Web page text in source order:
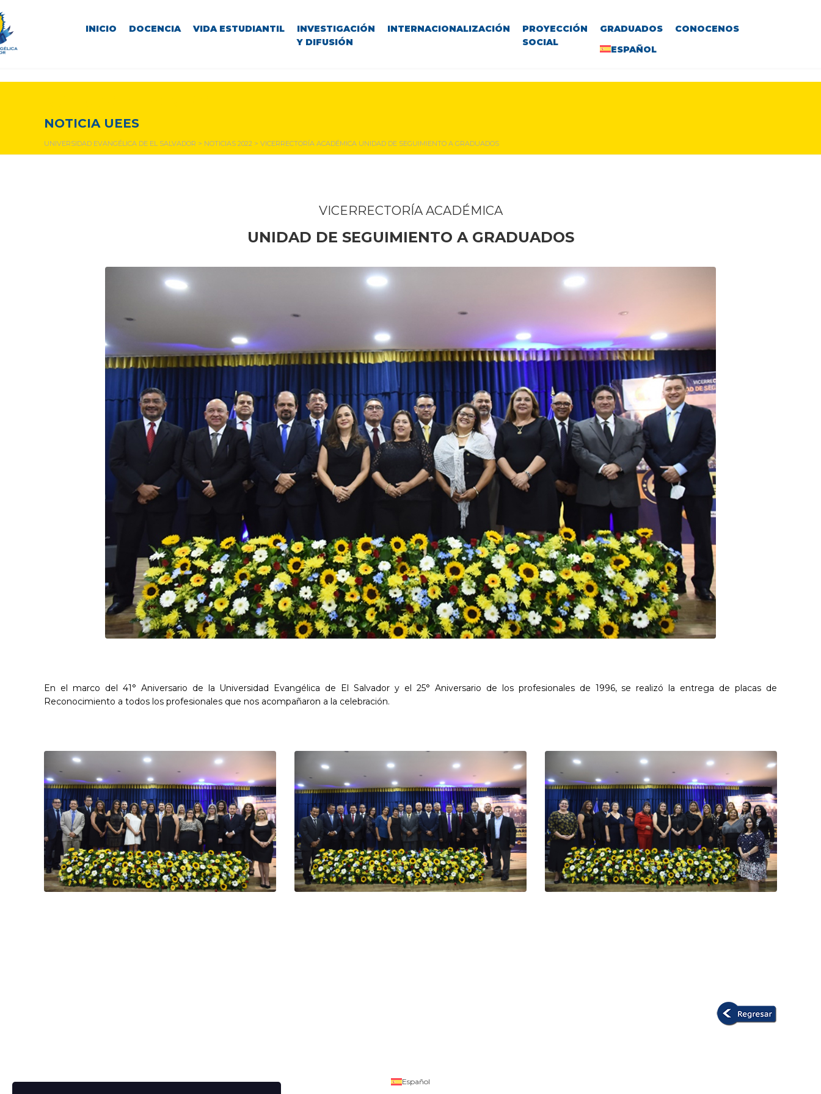
INICIO DOCENCIA VIDA ESTUDIANTIL
INVESTIGACIÓN
Y DIFUSIÓN
INTERNACIONALIZACIÓN
PROYECCIÓN
SOCIAL
GRADUADOS
CONOCENOS
ESPAÑOL
NOTICIA UEES
UNIVERSIDAD EVANGÉLICA DE EL SALVADOR > NOTICIAS 2022 > VICERRECTORÍA ACADÉMICA UNIDAD DE SEGUIMIENTO A GRADUADOS
VICERRECTORÍA ACADÉMICA
UNIDAD DE SEGUIMIENTO A GRADUADOS
En el marco del 41° Aniversario de la Universidad Evangélica de El Salvador y el 25° Aniversario de los profesionales de 1996, se realizó la entrega de placas de
Reconocimiento a todos los profesionales que nos acompañaron a la celebración.
Español